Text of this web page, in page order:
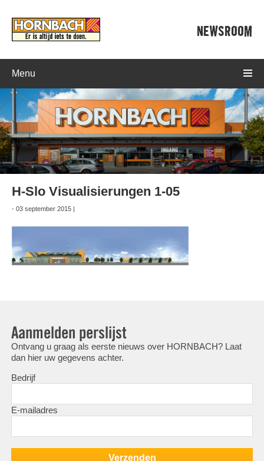
NEWSROOM
Menu
H-Slo Visualisierungen 1-05
- 03 september 2015 |
Aanmelden perslijst
Ontvang u graag als eerste nieuws over HORNBACH? Laat
dan hier uw gegevens achter.
Bedrijf
E-mailadres